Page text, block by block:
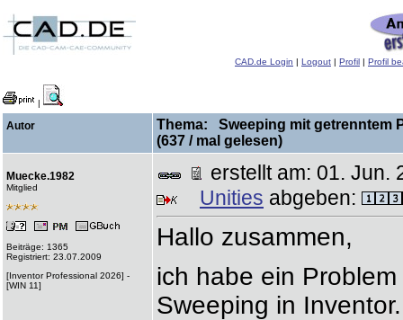
CAD.de Login | Logout | Profil | Profil
|
Autor
Thema: Sweeping mit getrenntem
(637 / mal gelesen)
Muecke.1982
Mitglied
Beiträge: 1365
Registriert: 23.07.2009
[Inventor Professional 2026] -
[WIN 11]
erstellt am: 01.
Unities abgeben:
Hallo zusammen,
ich habe ein
Sweeping in Inventor.